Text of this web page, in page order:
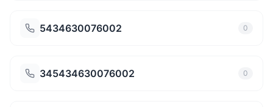
5434630076002 0
345434630076002 0